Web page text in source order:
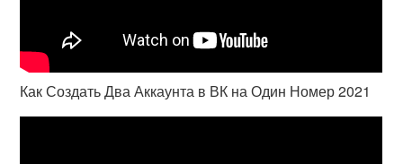
Как Создать Два Аккаунта в ВК на Один Номер 2021